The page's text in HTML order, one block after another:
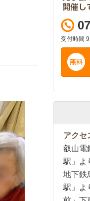
受付時間
アクセ
叡山電
駅」よ
地下鉄
駅」よ